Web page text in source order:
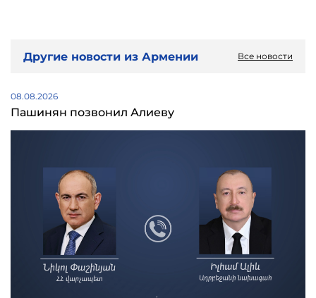
Другие новости из Армении Все новости
08.08.2026
Пашинян позвонил Алиеву